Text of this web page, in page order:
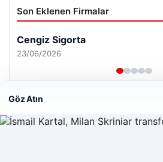
Son Eklenen Firmalar
Cengiz Sigorta
23/06/2026
Göz Atın